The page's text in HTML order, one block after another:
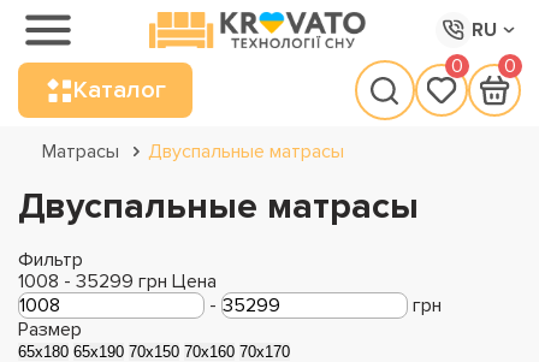
RU
Каталог
0 0
Матрасы Двуспальные матрасы
Двуспальные матрасы
Фильтр
1008 - 35299 грн Цена
-
грн
Размер
65х180 65х190 70х150 70х160 70х170